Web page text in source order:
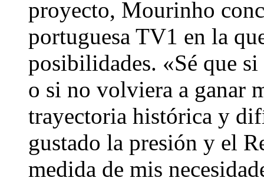
proyecto, Mourinho
portuguesa TV1 en la
posibilidades. «Sé que
o si no volviera a ganar
trayectoria histórica y
gustado la presión y el
medida de mis